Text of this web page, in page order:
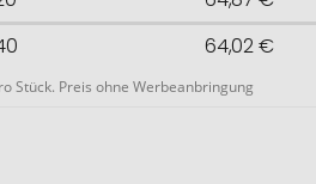
64,02 €
Stück. Preis ohne Werbeanbringung